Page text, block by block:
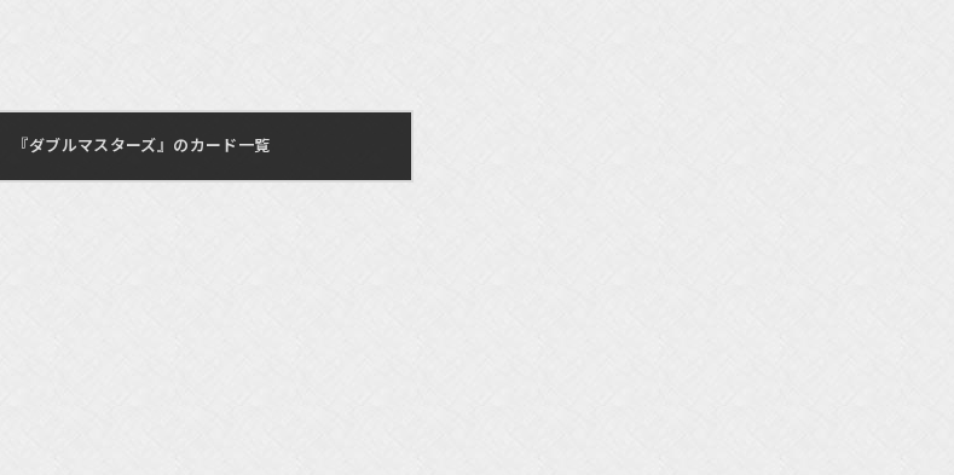
『ダブルマスターズ』のカード一覧